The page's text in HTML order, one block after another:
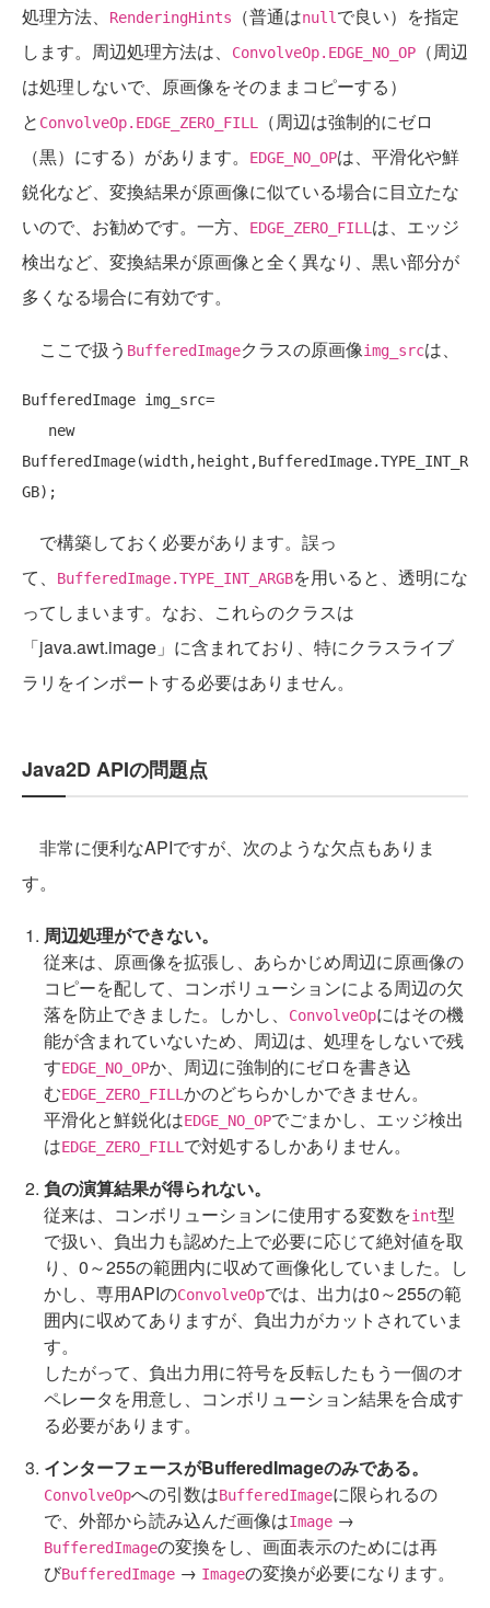
処理方法、
RenderingHints （普通はnull で良い）を指定
します。周辺処理方法は、
ConvolveOp.EDGE_NO_OP
（周辺
は処理しないで、原画像をそのままコピーする）
と ConvolveOp.EDGE_ZERO_FILL
（周辺は強制的にゼロ
（黒）にする）があります。
EDGE_NO_OPは、平滑化や鮮
鋭化など、変換結果が原画像に似ている場合に目立たな
いので、お勧めです。一方、
EDGE_ZERO_FILL は、エッジ
検出など、変換結果が原画像と全く異なり、黒い部分が
多くなる場合に有効です。
ここで扱う BufferedImageクラスの原画像img_srcは、
BufferedImage img_src=
new
BufferedImage(width,height,BufferedImage.TYPE_INT_R
で構築しておく必要があります。誤っ
て、
BufferedImage.TYPE_INT_ARGBを用いると、透明にな
ってしまいます。なお、これらのクラスは
「java.awt.image」に含まれており、特にクラスライブ
ラリをインポートする必要はありません。
Java2D APIの問題点
非常に便利なAPIですが、次のような欠点もありま
す。
周辺処理ができない。
従来は、原画像を拡張し、あらかじめ周辺に原画像の
コピーを配して、コンボリューションによる周辺の欠
落を防止できました。しかし、
ConvolveOpにはその機
能が含まれていないため、周辺は、処理をしないで残
すEDGE_NO_OPか、周辺に強制的にゼロを書き込
むEDGE_ZERO_FILL かのどちらかしかできません。
平滑化と鮮鋭化はEDGE_NO_OPでごまかし、エッジ検出
はEDGE_ZERO_FILL で対処するしかありません。
負の演算結果が得られない。
従来は、コンボリューションに使用する変数をint型
で扱い、負出力も認めた上で必要に応じて絶対値を取
り、0～255の範囲内に収めて画像化していました。し
かし、専用APIのConvolveOpでは、出力は0～255の範
囲内に収めてありますが、負出力がカットされていま
す。
したがって、負出力用に符号を反転したもう一個のオ
ペレータを用意し、コンボリューション結果を合成す
る必要があります。
インターフェースがBufferedImageのみである。
ConvolveOpへの引数はBufferedImageに限られるの
で、外部から読み込んだ画像はImage →
BufferedImageの変換をし、画面表示のためには再
びBufferedImage → Imageの変換が必要になります。